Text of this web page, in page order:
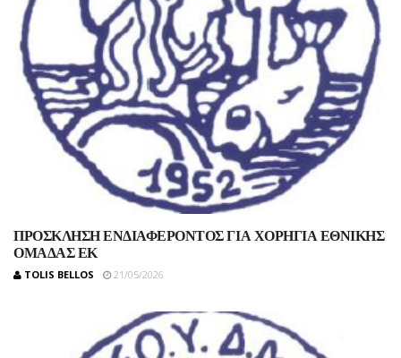
ΠΡΟΣΚΛΗΣΗ ΕΝΔΙΑΦΕΡΟΝΤΟΣ ΓΙΑ ΧΟΡΗΓΙΑ ΕΘΝΙΚΗΣ
ΟΜΑΔΑΣ ΕΚ
TOLIS BELLOS 21/05/2026